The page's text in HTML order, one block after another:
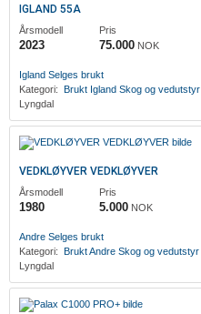
IGLAND 55A
Årsmodell
2023
Pris
75.000 NOK
Igland Selges brukt
Kategori: Brukt Igland Skog og vedutstyr
Lyngdal
VEDKLØYVER VEDKLØYVER
Årsmodell
1980
Pris
5.000 NOK
‎Andre Selges brukt
Kategori: Brukt‎Andre Skog og vedutstyr
Lyngdal